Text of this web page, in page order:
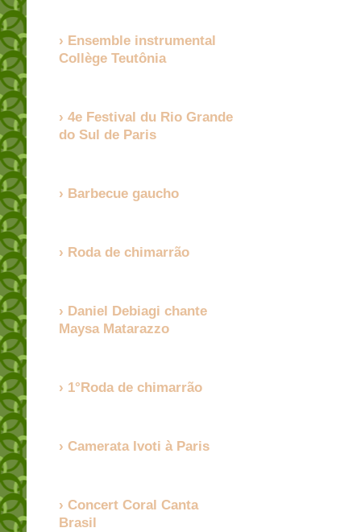
Ensemble instrumental
Collège Teutônia
4e Festival du Rio Grande
do Sul de Paris
Barbecue gaucho
Roda de chimarrão
Daniel Debiagi chante
Maysa Matarazzo
1°Roda de chimarrão
Camerata Ivoti à Paris
Concert Coral Canta
Brasil